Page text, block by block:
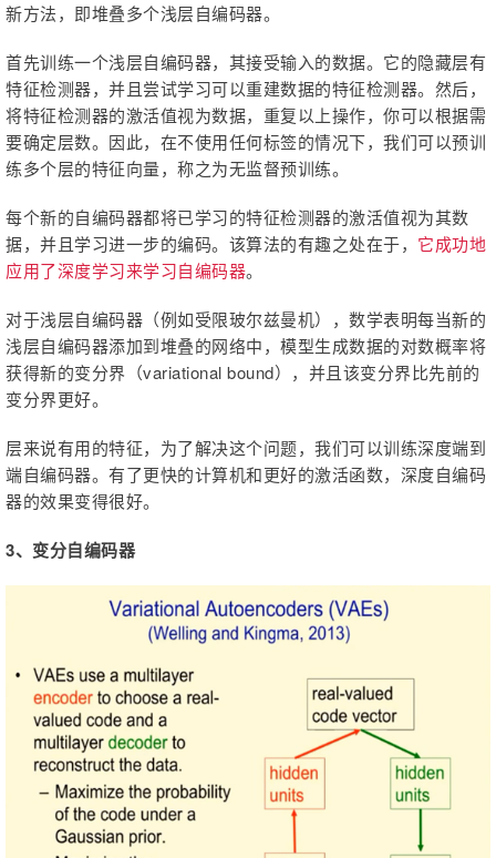
新方法，即堆叠多个浅层自编码器。
首先训练一个浅层自编码器，其接受输入的数据。它的隐藏层有
特征检测器，并且尝试学习可以重建数据的特征检测器。然后，
将特征检测器的激活值视为数据，重复以上操作，你可以根据需
要确定层数。因此，在不使用任何标签的情况下，我们可以预训
练多个层的特征向量，称之为无监督预训练。
每个新的自编码器都将已学习的特征检测器的激活值视为其数
据，并且学习进一步的编码。该算法的有趣之处在于， 它成功地
应用了深度学习来学习自编码器。
对于浅层自编码器（例如受限玻尔兹曼机），数学表明每当新的
浅层自编码器添加到堆叠的网络中，模型生成数据的对数概率将
获得新的变分界（variational bound），并且该变分界比先前的
变分界更好。
层来说有用的特征，为了解决这个问题，我们可以训练深度端到
端自编码器。有了更快的计算机和更好的激活函数，深度自编码
器的效果变得很好。
3、变分自编码器